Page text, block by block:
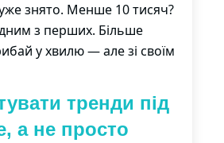
уже знято. Менше 10 тисяч?
з перших. Більше
у хвилю — але зі своїм
тренди під
а не просто